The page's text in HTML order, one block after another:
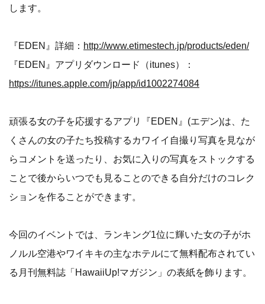
します。
『EDEN』詳細： http://www.etimestech.jp/products/eden/
『EDEN』アプリダウンロード（itunes）：
https://itunes.apple.com/jp/app/id1002274084
頑張る女の子を応援するアプリ『EDEN』(エデン)は、た
くさんの女の子たち投稿するカワイイ自撮り写真を見なが
らコメントを送ったり、お気に入りの写真をストックする
ことで後からいつでも見ることのできる自分だけのコレク
ションを作ることができます。
今回のイベントでは、ランキング1位に輝いた女の子がホ
ノルル空港やワイキキの主なホテルにて無料配布されてい
る月刊無料誌「HawaiiUp!マガジン」の表紙を飾ります。